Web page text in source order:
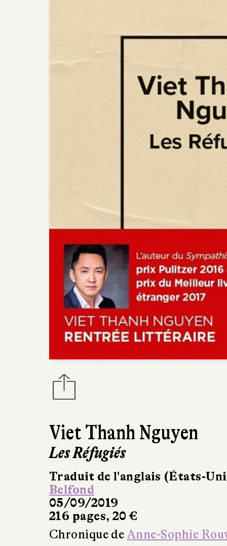
Viet Thanh Nguyen
Les Réfugiés
Traduit de l'anglais (États-
Belfond
05/09/2019
216 pages, 20 €
Chronique de Anne-Sophie